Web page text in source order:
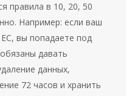
правила в 10, 20, 50
Например: если ваш
вы попадаете под
давать
данных,
72 часов и хранить